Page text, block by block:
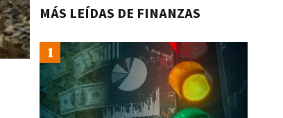
MÁS LEÍDAS DE FINANZAS